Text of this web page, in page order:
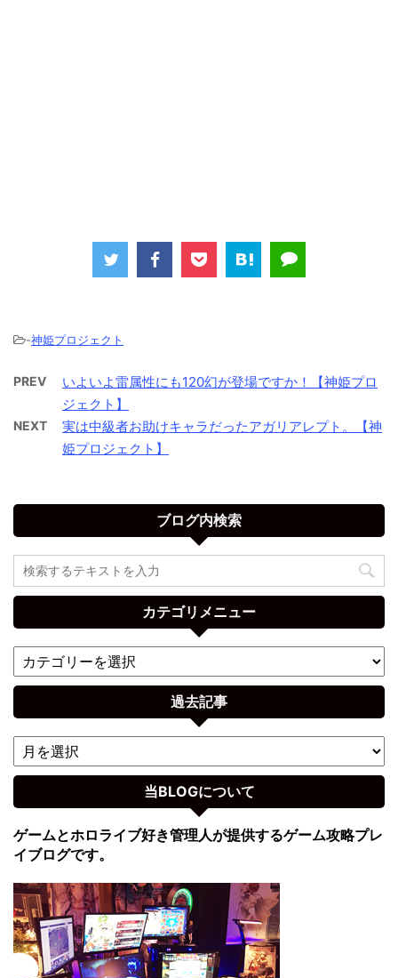
-神姫プロジェクト
PREV
いよいよ雷属性にも120幻が登場ですか！【神姫プロ
ジェクト】
NEXT
実は中級者お助けキャラだったアガリアレプト。【神
姫プロジェクト】
ブログ内検索
カテゴリメニュー
過去記事
当BLOGについて
ゲームとホロライブ好き管理人が提供するゲーム攻略プレ
イブログです。